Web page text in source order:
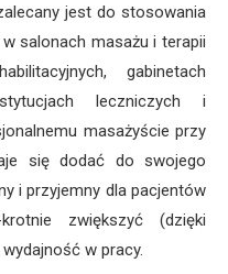
jest do stosowania
salonach masażu i terapii
gabinetach
leczniczych i
masażyście przy
się dodać do swojego
i przyjemny dla pacjentów
zwiększyć (dzięki
w pracy.